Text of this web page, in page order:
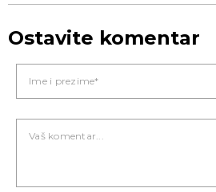
Ostavite komentar